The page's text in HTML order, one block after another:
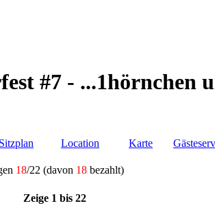
#7 - ...1hörnchen
Sitzplan Location Karte
18/22 (davon 18bezahlt)
Zeige 1 bis 22